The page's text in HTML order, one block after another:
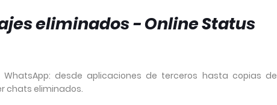
eliminados - Online Status
desde aplicaciones de terceros hasta copias de
chats eliminados.